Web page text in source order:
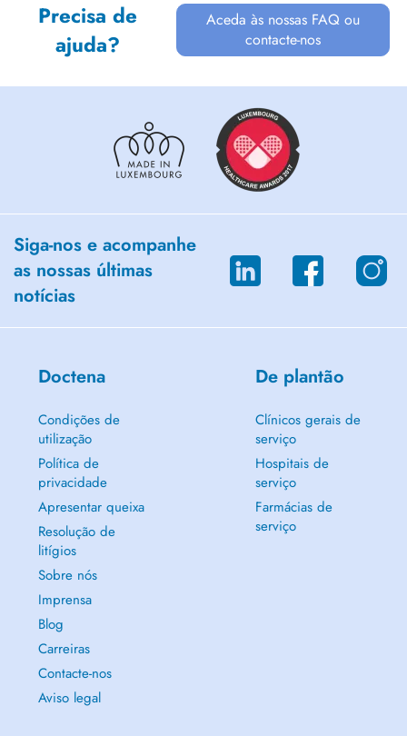
Precisa de
ajuda?
Aceda às nossas FAQ ou
contacte-nos
Siga-nos e acompanhe
as nossas últimas
notícias
Doctena
Condições de
utilização
Política de
privacidade
Apresentar queixa
Resolução de
litígios
Sobre nós
Imprensa
Blog
Carreiras
Contacte-nos
Aviso legal
De plantão
Clínicos gerais de
serviço
Hospitais de
serviço
Farmácias de
serviço